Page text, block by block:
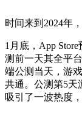
时间来到2024年
1月底，App
测前一天其全平
端公测当天，游
共通。公测第5天
吸引了一波热度